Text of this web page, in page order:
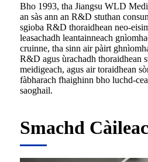
Bho 1993, tha Jiangsu WLD
an sàs ann an R&D stuthan
sgioba R&D thoraidhean neo-
leasachadh leantainneach
cruinne, tha sinn air pàirt
R&D agus ùrachadh thoraidhean
meidigeach, agus air toraidhean
fàbharach fhaighinn bho luchd-
saoghail.
Smachd